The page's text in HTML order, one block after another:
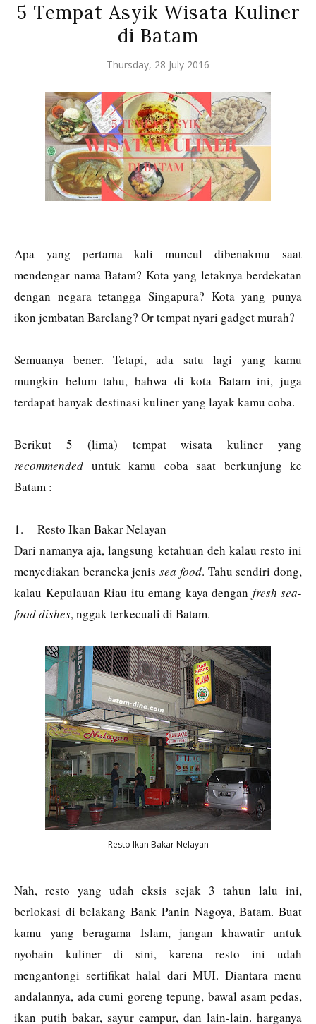
5 Tempat Asyik Wisata Kuliner
di Batam
Thursday, 28 July 2016
Apa yang pertama kali muncul dibenakmu saat
mendengar nama Batam? Kota yang letaknya berdekatan
dengan negara tetangga Singapura? Kota yang punya
ikon jembatan Barelang? Or tempat nyari gadget murah?
Semuanya bener. Tetapi, ada satu lagi yang kamu
mungkin belum tahu, bahwa di kota Batam ini, juga
terdapat banyak destinasi kuliner yang layak kamu coba.
Berikut 5 (lima) tempat wisata kuliner yang
recommended untuk kamu coba saat berkunjung ke
Batam :
1.
Resto Ikan Bakar Nelayan
Dari namanya aja, langsung ketahuan deh kalau resto ini
menyediakan beraneka jenissea food. Tahu sendiri dong,
kalau Kepulauan Riau itu emang kaya dengan fresh sea-
food dishes, nggak terkecuali di Batam.
Resto Ikan Bakar Nelayan
Nah, resto yang udah eksis sejak 3 tahun lalu ini,
berlokasi di belakang Bank Panin Nagoya, Batam. Buat
kamu yang beragama Islam, jangan khawatir untuk
nyobain kuliner di sini, karena resto ini udah
mengantongi sertifikat halal dari MUI. Diantara menu
andalannya, ada cumi goreng tepung, bawal asam pedas,
ikan putih bakar, sayur campur, dan lain-lain. harganya